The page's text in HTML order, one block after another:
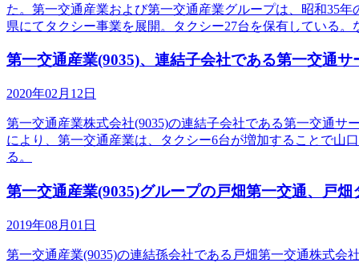
た。第一交通産業および第一交通産業グループは、昭和35
県にてタクシー事業を展開。タクシー27台を保有している。
第一交通産業(9035)、連結子会社である第一交通
2020年02月12日
第一交通産業株式会社(9035)の連結子会社である第一交通
により、第一交通産業は、タクシー6台が増加することで山
る。
第一交通産業(9035)グループの戸畑第一交通、戸
2019年08月01日
第一交通産業(9035)の連結孫会社である戸畑第一交通株式